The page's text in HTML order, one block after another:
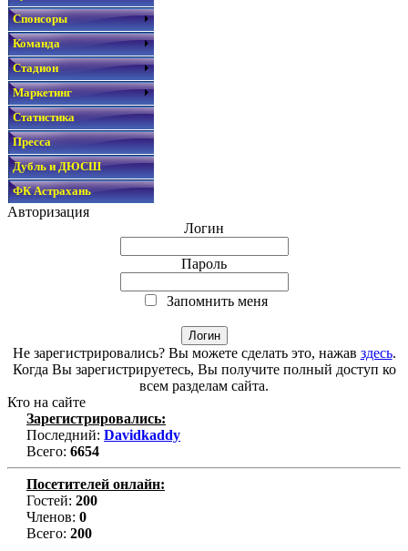
Спонсоры
Команда
Стадион
Маркетинг
Статистика
Пресса
Дубль и ДЮСШ
ФК Астрахань
Авторизация
Логин
Пароль
Запомнить меня
Не зарегистрировались? Вы можете сделать это, нажав здесь.
Когда Вы зарегистрируетесь, Вы получите полный доступ ко
всем разделам сайта.
Кто на сайте
Зарегистрировались:
Последний: Davidkaddy
Всего: 6654
Посетителей онлайн:
Гостей: 200
Членов: 0
Всего: 200